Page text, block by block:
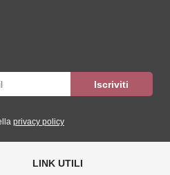
privacy policy